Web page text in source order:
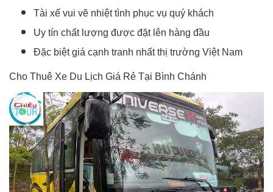
Tài xế vui vẽ nhiệt tình phục vụ quý khách
Uy tín chất lượng được đặt lên hàng đầu
Đặc biệt giá cạnh tranh nhất thị trường Việt Nam
Cho Thuê Xe Du Lịch Giá Rẻ Tại Bình Chánh